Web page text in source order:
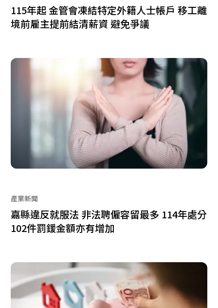
115年起 金管會凍結特定外籍人士帳戶 移工離
境前雇主提前結清薪資 避免爭議
產業新聞
嘉縣違反就服法 非法聘僱容留最多 114年處分
102件罰鍰金額亦有增加